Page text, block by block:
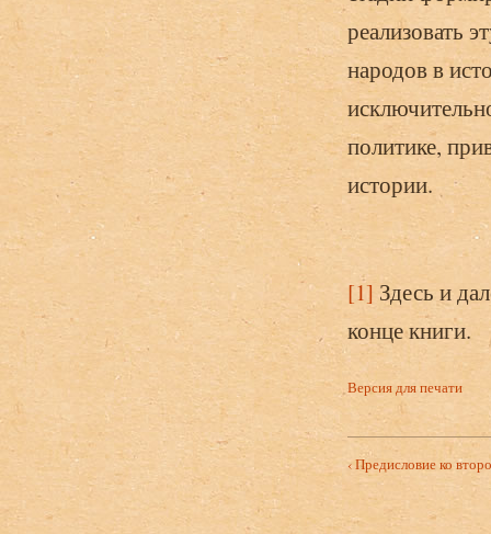
реализовать
народов в
политике,
истории.
[1] Здесь и
конце книги.
Версия для печати
‹ Предисловие ко